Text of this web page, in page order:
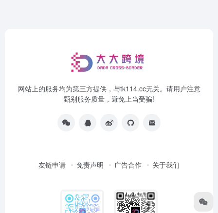
网站上的服务均为第三方提供，与tk114.cc无关。请用户注意
甄别服务质量，避免上当受骗!
友链申请 免责声明 广告合作 关于我们